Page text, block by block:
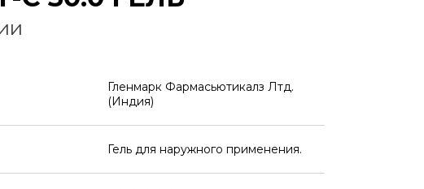
Гленмарк Фармасьютикалз Лтд.
(Индия)
Гель для наружного применения.